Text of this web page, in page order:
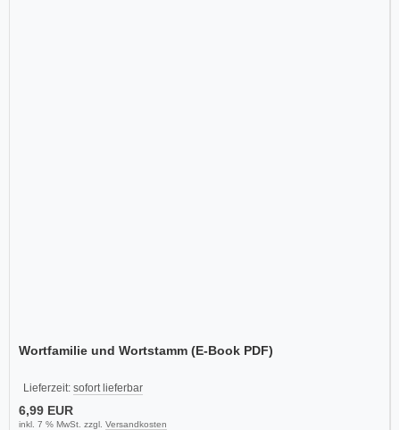
Wortfamilie und Wortstamm (E-Book PDF)
Lieferzeit: sofort lieferbar
6,99 EUR
inkl. 7 % MwSt. zzgl. Versandkosten